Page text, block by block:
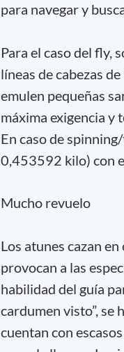
para navegar y
Para el caso del fly,
líneas de cabezas
emulen pequeñas
máxima exigencia y
En caso de
0,453592 kilo) con
Mucho revuelo
Los atunes cazan
provocan a las
habilidad del guía
cardumen visto”, se
cuentan con